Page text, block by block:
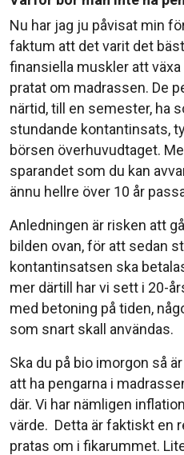
Nu har jag ju påvisat min
faktum att det varit det
finansiella muskler att
pratat om madrassen. De
närtid, till en semester, ha
stundande kontantinsats,
börsen överhuvudtaget.
sparandet som du kan
ännu hellre över 10 år
Anledningen är risken att
bilden ovan, för att sedan
kontantinsatsen ska
mer därtill har vi sett i 20-
med betoning på tiden,
som snart skall användas.
Ska du på bio imorgon så
att ha pengarna i
där. Vi har nämligen
värde. Detta är faktiskt en
pratas om i fikarummet.